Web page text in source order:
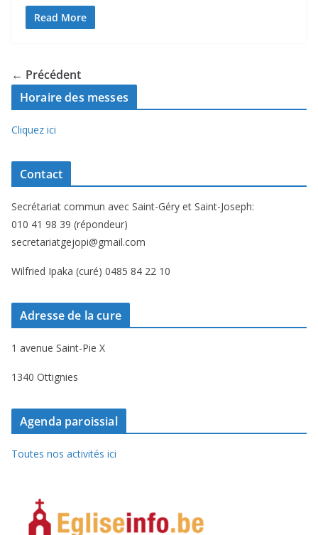
Read More
← Précédent
Horaire des messes
Cliquez ici
Contact
Secrétariat commun avec Saint-Géry et Saint-Joseph:
010 41 98 39 (répondeur)
secretariatgejopi@gmail.com
Wilfried Ipaka (curé) 0485 84 22 10
Adresse de la cure
1 avenue Saint-Pie X
1340 Ottignies
Agenda paroissial
Toutes nos activités ici